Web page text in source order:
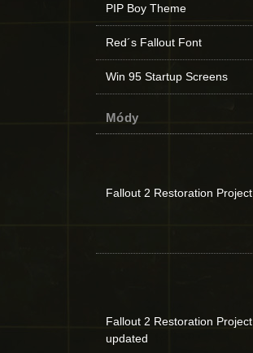
PIP Boy Theme
Red´s Fallout Font
Win 95 Startup Screens
Módy
Fallout 2 Restoration Project
Fallout 2 Restoration Project
updated